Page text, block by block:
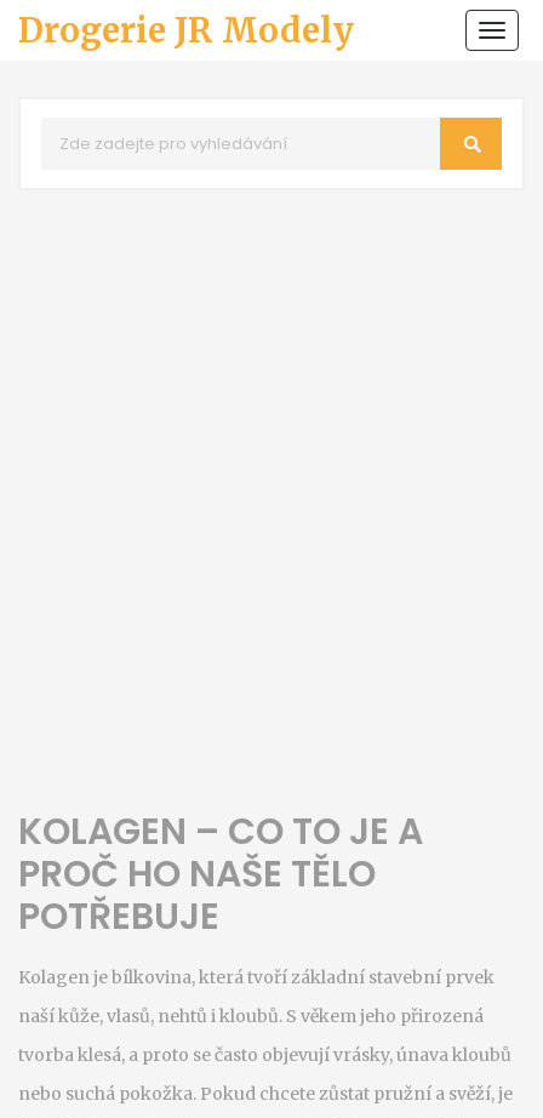
Drogerie JR Modely
KOLAGEN – CO TO JE A
PROČ HO NAŠE TĚLO
POTŘEBUJE
Kolagen je bílkovina, která tvoří základní stavební prvek
naší kůže, vlasů, nehtů i kloubů. S věkem jeho přirozená
tvorba klesá, a proto se často objevují vrásky, únava kloubů
nebo suchá pokožka. Pokud chcete zůstat pružní a svěží, je